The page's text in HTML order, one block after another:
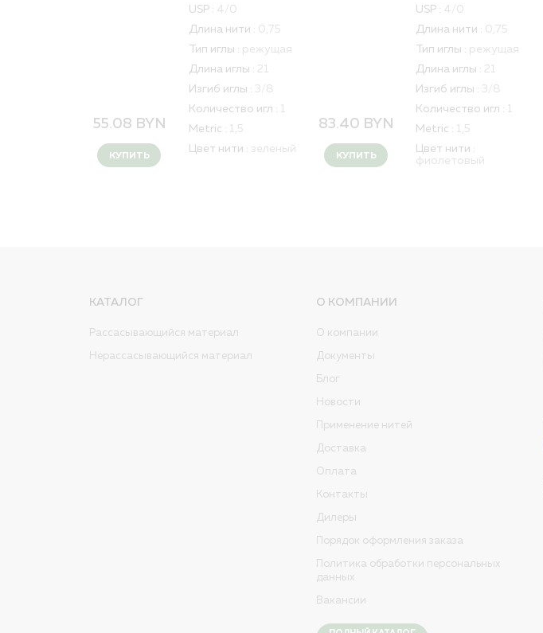
USP : 4/0
Длина нити : 0,75
Тип иглы : режущая
Длина иглы : 21
Изгиб иглы : 3/8
Количество игл : 1
Metric : 1,5
Цвет нити : зеленый
55.08 BYN
КУПИТЬ
USP : 4/0
Длина нити : 0,75
Тип иглы : режущая
Длина иглы : 21
Изгиб иглы : 3/8
Количество игл : 1
Metric : 1,5
Цвет нити :
фиолетовый
83.40 BYN
КУПИТЬ
КАТАЛОГ
Рассасывающийся материал
Нерассасывающийся материал
О КОМПАНИИ
О компании
Документы
Блог
Новости
Применение нитей
Доставка
Оплата
Контакты
Дилеры
Порядок оформления заказа
Политика обработки персональных
данных
Вакансии